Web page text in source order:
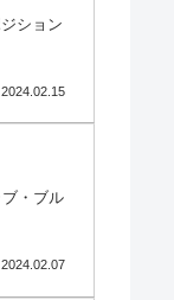
ション
2024.02.15
・ブル
2024.02.07